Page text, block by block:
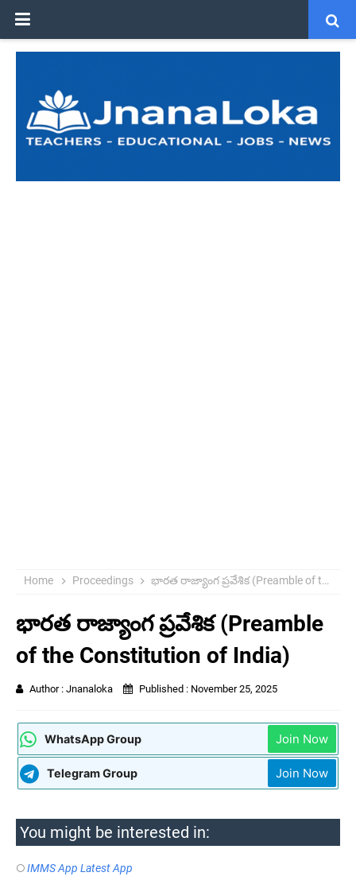
Home Proceedings భారత రాజ్యాంగ ప్రవేశిక (Preamble of the Constitution of India)
భారత రాజ్యాంగ ప్రవేశిక (Preamble
of the Constitution of India)
Author : Jnanaloka Published : November 25, 2025
WhatsApp Group Join Now
Telegram Group Join Now
You might be interested in:
IMMS App Latest App